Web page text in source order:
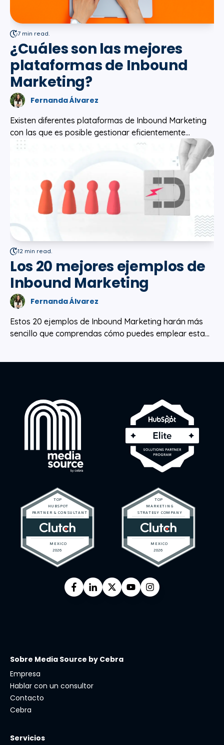
7 min read.
¿Cuáles son las mejores
plataformas de Inbound
Marketing?
Fernanda Álvarez
Existen diferentes plataformas de Inbound Marketing
con las que es posible gestionar eficientemente...
12 min read.
Los 20 mejores ejemplos de
Inbound Marketing
Fernanda Álvarez
Estos 20 ejemplos de Inbound Marketing harán más
sencillo que comprendas cómo puedes emplear esta...
Sobre Media Source by Cebra
Empresa
Hablar con un consultor
Contacto
Cebra
Servicios